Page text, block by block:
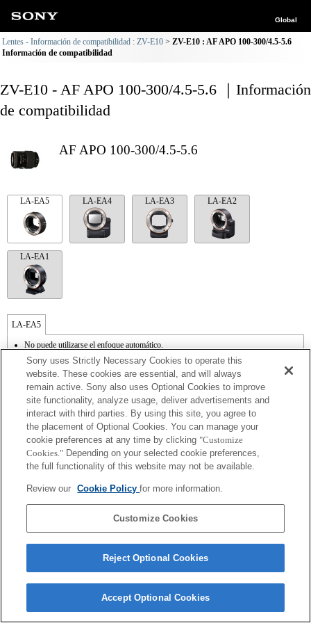
Global
Lentes - Información de compatibilidad : ZV-E10
ZV-E10 : AF APO 100-300/4.5-5.6
Información de compatibilidad
ZV-E10 - AF APO 100-300/4.5-5.6 ｜Información
de compatibilidad
AF APO 100-300/4.5-5.6
LA-EA5 LA-EA4 LA-EA3 LA-EA2
LA-EA1
LA-EA5
No puede utilizarse el enfoque automático.
Disponible con un adaptador de monturas
El sonido de control del diafragma se graba con el micrófono interno.
Outside the A (Aperture priority), S (Shutter priority), and M (Manual) modes, the
shutter speed and the aperture can not be adjusted during the movie recording.
En función de las condiciones de grabación, el brillo de la imagen puede no ser
uniforme. Cambia la función [Front Curtain Shutter/Obturador de cortinilla frontal] a
[Off/Apagado].
Si acoplas la [lente del tipo A-mount] usando un Adaptador Mount, la función de
ayuda MF no funciona automáticamente cuando giras el anillo del foco. Puedes
agrandar la imagen seleccionando la función [Focus Magnifier/Lupa de foco] o la
función [MF Assist/Ayuda MF] a cualquier tecla en las "opciones personalizadas".
La función SteadyShot no responde cuando SteadyShot está ajustado a [Estándar].
Terms of Use Contact Us
Sony uses Strictly Necessary Cookies to operate this
website. These cookies are essential, and will always
remain active. Sony also uses Optional Cookies to improve
site functionality, analyze usage, deliver advertisements and
interact with third parties. By using this site, you agree to
the placement of Optional Cookies. You can manage your
cookie preferences at any time by clicking "Customize
Cookies." Depending on your selected cookie preferences,
the full functionality of this website may not be available.
Review our Cookie Policyfor more information.
Customize Cookies
Reject Optional Cookies
Accept Optional Cookies